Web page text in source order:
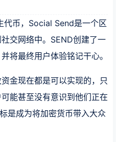
代币，Social Send是一个区
交网络中。SEND创建了一
将最终用户体验铭记干心。
金现在都是可以实现的，只
能甚至没有意识到他们正在
是成为将加密货币带入大众